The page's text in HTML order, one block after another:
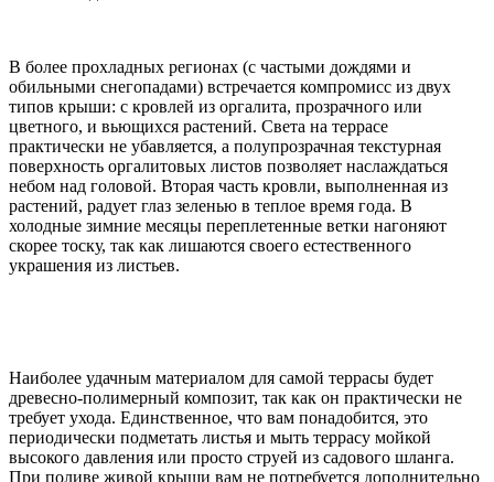
В более прохладных регионах (с частыми дождями и
обильными снегопадами) встречается компромисс из двух
типов крыши: с кровлей из оргалита, прозрачного или
цветного, и вьющихся растений. Света на террасе
практически не убавляется, а полупрозрачная текстурная
поверхность оргалитовых листов позволяет наслаждаться
небом над головой. Вторая часть кровли, выполненная из
растений, радует глаз зеленью в теплое время года. В
холодные зимние месяцы переплетенные ветки нагоняют
скорее тоску, так как лишаются своего естественного
украшения из листьев.
Наиболее удачным материалом для самой террасы будет
древесно-полимерный композит, так как он практически не
требует ухода. Единственное, что вам понадобится, это
периодически подметать листья и мыть террасу мойкой
высокого давления или просто струей из садового шланга.
При поливе живой крыши вам не потребуется дополнительно